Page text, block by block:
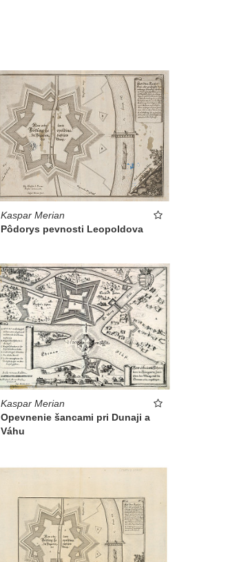
Kaspar Merian
Pôdorys pevnosti Leopoldova
Kaspar Merian
Opevnenie šancami pri Dunaji a
Váhu